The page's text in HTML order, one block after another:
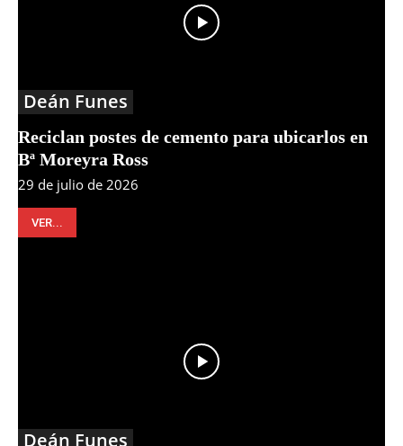
Deán Funes
Reciclan postes de cemento para ubicarlos en
Bª Moreyra Ross
29 de julio de 2026
VER...
Deán Funes